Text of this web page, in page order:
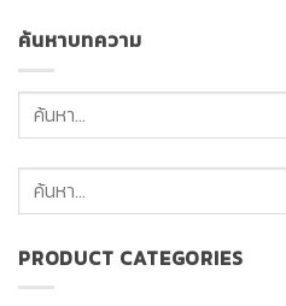
ค้นหาบทความ
ค้นหา:
PRODUCT CATEGORIES